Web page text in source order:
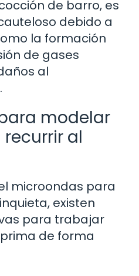
de barro, es
debido a
la formación
de gases
al
modelar
al
microondas para
existen
para trabajar
de forma